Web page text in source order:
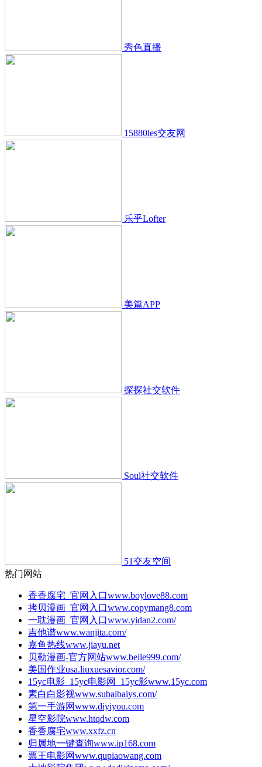
秀色直播
15880les交友网
乐乎Lofter
美篇APP
探探社交软件
Soul社交软件
51交友空间
热门网站
香香腐宅_官网入口www.boylove88.com
拷贝漫画_官网入口www.copymang8.com
一耽漫画_官网入口www.yidan2.com/
吉他谱www.wanjita.com/
嘉鱼热线www.jiayu.net
贝勒漫画-官方网站www.beile999.com/
美国作业usa.liuxuesavior.com/
15yc电影_15yc电影网_15yc影www.15yc.com
素白白影视www.subaibaiys.com/
第一手游网www.diyiyou.com
星空影院www.htqdw.com
香香腐宅www.xxfz.cn
归属地一键查询www.ip168.com
票王电影网www.qupiaowang.com